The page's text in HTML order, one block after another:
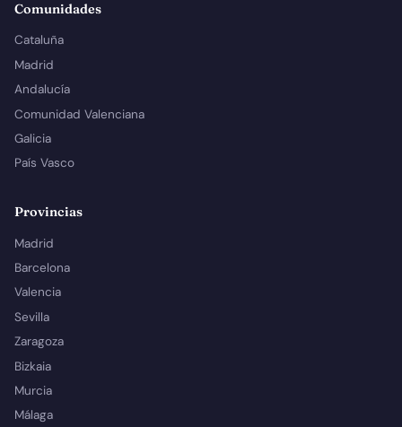
Comunidades
Cataluña
Madrid
Andalucía
Comunidad Valenciana
Galicia
País Vasco
Provincias
Madrid
Barcelona
Valencia
Sevilla
Zaragoza
Bizkaia
Murcia
Málaga